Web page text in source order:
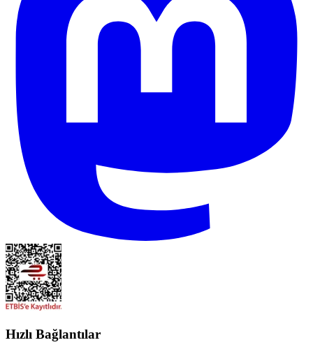
Hızlı Bağlantılar